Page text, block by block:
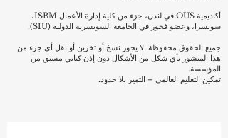
أكاديمية OUS في لندن، جزء من كلية إدارة الأعمال ISBM،
سويسرا، وعضو فخور في الجامعة السويسرية الدولية (SIU).
جميع الحقوق محفوظة. لا يجوز نسخ أو تخزين أو نقل أي جزء من
هذا المنشور بأي شكل من الأشكال دون إذن كتابي مسبق من
المؤسسة.
تمكين التعليم العالمي – التميز بلا حدود.